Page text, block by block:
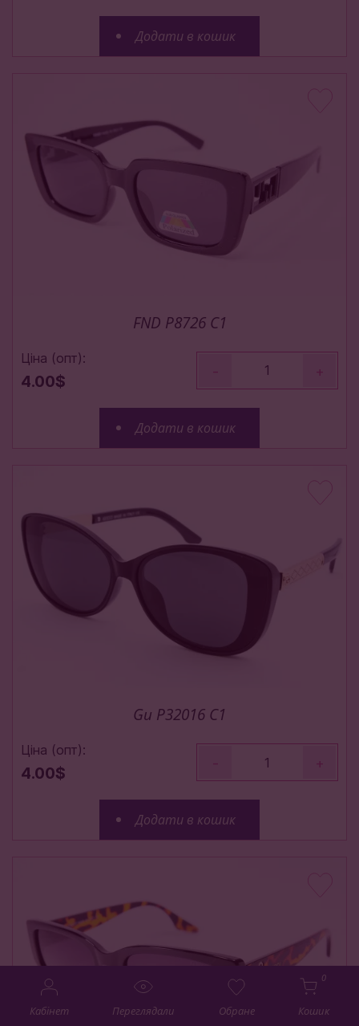
Додати в кошик
FND P8726 C1
Ціна (опт):
4.00$
- +
Додати в кошик
Gu P32016 C1
Ціна (опт):
4.00$
- +
Додати в кошик
Кабінет Переглядали Обране
0
Кошик